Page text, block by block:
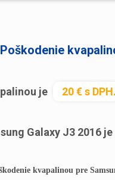
je 20 € s
Galaxy J3 2016 je
kvapalinou pre